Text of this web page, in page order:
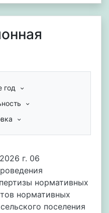
год
г. 06
нормативных
нормативных
поселения